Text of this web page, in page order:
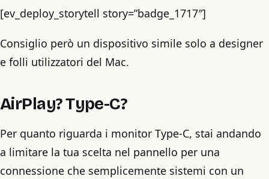
[ev_deploy_storytell story=”badge_1717″]
Consiglio però un dispositivo simile solo a designer
e folli utilizzatori del Mac.
AirPlay? Type-C?
Per quanto riguarda i monitor Type-C, stai andando
a limitare la tua scelta nel pannello per una
connessione che semplicemente sistemi con un